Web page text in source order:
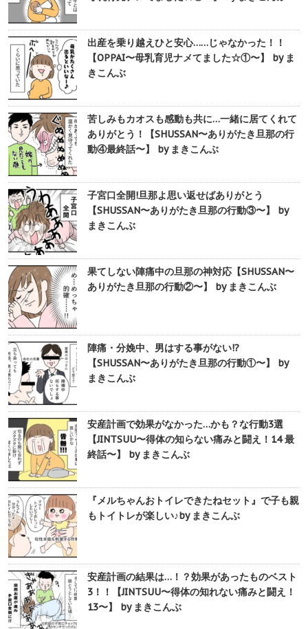
出産を乗り越えひと安心……じゃなかった！！
【OPPAI〜母乳育児ナメてました☆①〜】 by ま
きこんぶ
苦しみもカオスも感動も共に…一緒に居てくれて
ありがとう！【SHUSSAN〜ありがたき旦那の行
動④最終話〜】 by まきこんぶ
子宮口全開!旦那よ思い返せばありがとう
【SHUSSAN〜ありがたき旦那の行動③〜】 by
まきこんぶ
果てしない陣痛中の旦那の神対応【SHUSSAN〜
ありがたき旦那の行動②〜】 by まきこんぶ
陣痛・分娩中、男はする事がない!?
【SHUSSAN〜ありがたき旦那の行動①〜】 by
まきこんぶ
安産計画で効果がなかった…かも？な行動3選
【JINTSUU〜得体の知らない痛みと闘え！14 最
終話〜】 by まきこんぶ
『メルちゃんおトイレできたねセット』で子も親
もトイトレが楽しい♪by まきこんぶ
安産計画の結果は…！？効果があったものベスト
3！！【JINTSUU〜得体の知れない痛みと闘え！
13〜】 by まきこんぶ